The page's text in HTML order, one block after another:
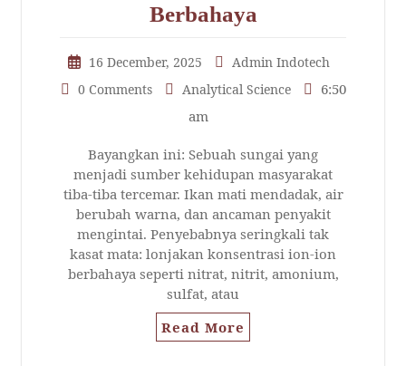
Berbahaya
16 December, 2025
Admin Indotech
0 Comments
Analytical Science
6:50
am
Bayangkan ini: Sebuah sungai yang
menjadi sumber kehidupan masyarakat
tiba-tiba tercemar. Ikan mati mendadak, air
berubah warna, dan ancaman penyakit
mengintai. Penyebabnya seringkali tak
kasat mata: lonjakan konsentrasi ion-ion
berbahaya seperti nitrat, nitrit, amonium,
sulfat, atau
Read More